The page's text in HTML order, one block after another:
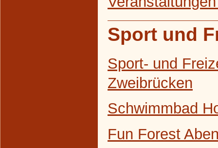
Sport und
Sport- und
Zweibrücken
Schwimmbad
Fun Forest